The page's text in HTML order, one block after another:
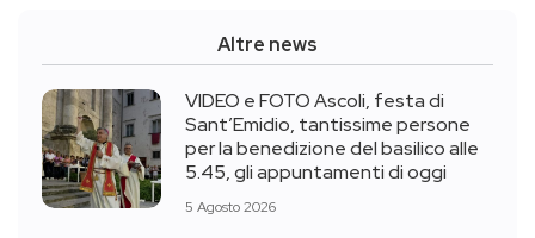
Altre news
VIDEO e FOTO Ascoli, festa di
Sant’Emidio, tantissime persone
per la benedizione del basilico alle
5.45, gli appuntamenti di oggi
5 Agosto 2026